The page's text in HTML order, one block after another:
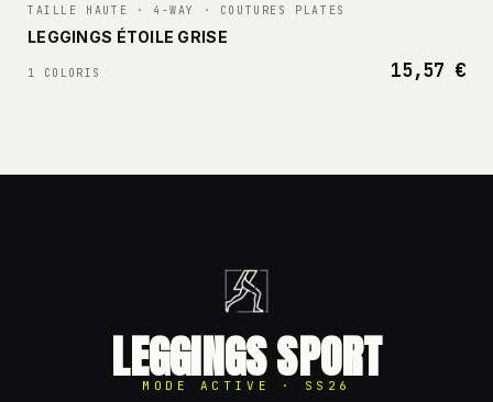
N° 004
TAILLE HAUTE · 4-WAY · COUTURES PLATES
LEGGINGS ÉTOILE GRISE
1 COLORIS 15,57 €
LEGGINGS SPORT
MODE ACTIVE · SS26